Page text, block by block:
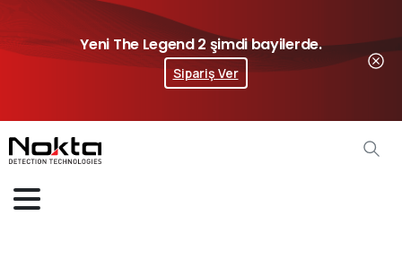
Yeni The Legend 2 şimdi bayilerde.
Sipariş Ver